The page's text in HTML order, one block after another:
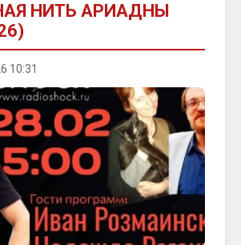
НИТЬ АРИАДНЫ
10:31